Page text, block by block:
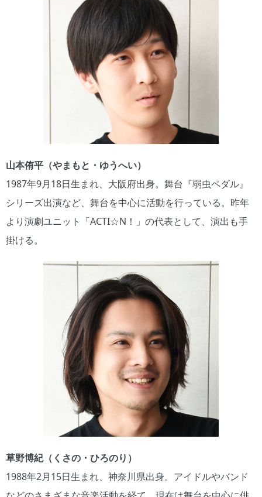
山本侑平（やまもと・ゆうへい）
1987年9月18日生まれ、大阪府出身。舞台『弱虫ペダル』
シリーズ出演など、舞台を中心に活動を行っている。昨年
より演劇ユニット「ACTI☆N！」の代表として、演出も手
掛ける。
草野博紀（くさの・ひろのり）
1988年2月15日生まれ、神奈川県出身。アイドルやバンド